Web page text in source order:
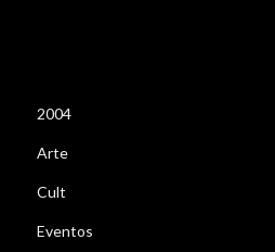
2004
Arte
Cult
Eventos